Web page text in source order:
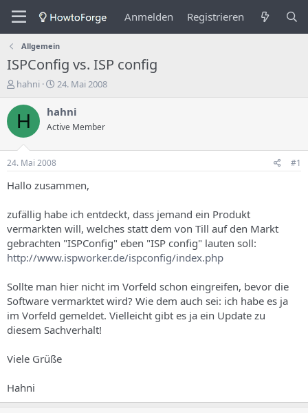
Anmelden Registrieren
Allgemein
ISPConfig vs. ISP config
E
s
e
e
r
s
T
h
e
a
s
hahni
E
s
e
n
d
a
t
u
24. Mai 2008
H hahni
Active Member
24. Mai 2008 #1
Hallo zusammen,
zufällig habe ich entdeckt, dass jemand ein Produkt
vermarkten will, welches statt dem von Till auf den Markt
gebrachten "ISPConfig" eben "ISP config" lauten soll:
http://www.ispworker.de/ispconfig/index.php
Sollte man hier nicht im Vorfeld schon eingreifen, bevor die
Software vermarktet wird? Wie dem auch sei: ich habe es ja
im Vorfeld gemeldet. Vielleicht gibt es ja ein Update zu
diesem Sachverhalt!
Viele Grüße
Hahni